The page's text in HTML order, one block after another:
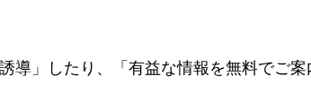
導」したり、「有益な情報を無料でご